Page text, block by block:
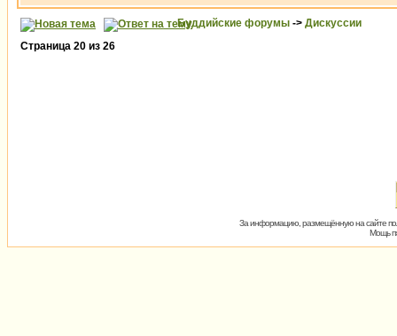
Буддийские форумы -> Дискуссии
Страница 20 из 26
За информацию, размещённую на сайте
Мощь